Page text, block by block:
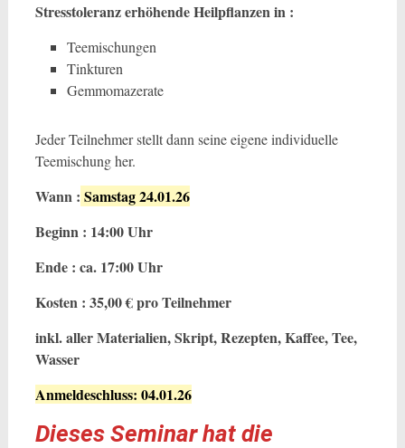
Stresstoleranz erhöhende Heilpflanzen in :
Teemischungen
Tinkturen
Gemmomazerate
Jeder Teilnehmer stellt dann seine eigene individuelle
Teemischung her.
Wann : Samstag 24.01.26
Beginn : 14:00 Uhr
Ende : ca. 17:00 Uhr
Kosten : 35,00 € pro Teilnehmer
inkl. aller Materialien, Skript, Rezepten, Kaffee, Tee,
Wasser
Anmeldeschluss: 04.01.26
Dieses Seminar hat die